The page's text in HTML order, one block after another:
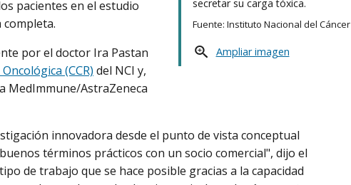
secretar su carga tóxica.
Fuente: Instituto Nacional del Cáncer
Ampliar imagen
pacientes en el estudio
por el doctor Ira Pastan
(CCR) del NCI y,
MedImmune/AstraZeneca
innovadora desde el punto de vista conceptual
términos prácticos con un socio comercial", dijo el
de trabajo que se hace posible gracias a la capacidad